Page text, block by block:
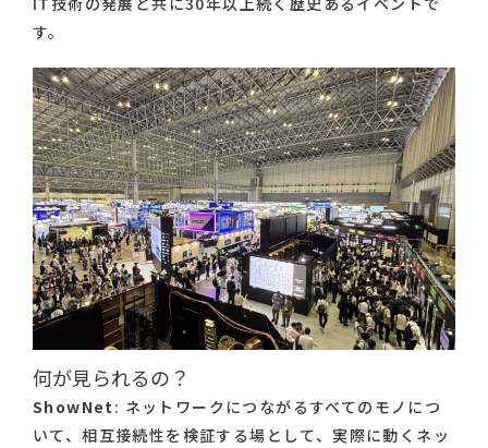
す。
何が見られるの？
ShowNet: ネットワークにつながるすべてのモノにつ
いて、相互接続性を検証する場として、実際に動くネッ